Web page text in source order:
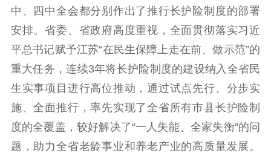
中、四中全会都分别作出了推行长护险制度的部署
安排。省委、省政府高度重视，全面贯彻落实习近
平总书记赋予江苏“在民生保障上走在前、做示范”的
重大任务，连续3年将长护险制度的建设纳入全省民
生实事项目进行高位推动，通过试点先行、分步实
施、全面推行，率先实现了全省所有市县长护险制
度的全覆盖，较好解决了“一人失能、全家失衡”的问
题，助力全省老龄事业和养老产业的高质量发展。